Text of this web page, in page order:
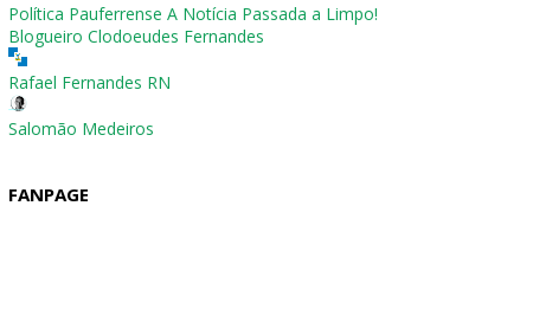
Política Pauferrense A Notícia Passada a Limpo!
Blogueiro Clodoeudes Fernandes
Rafael Fernandes RN
Salomão Medeiros
FANPAGE